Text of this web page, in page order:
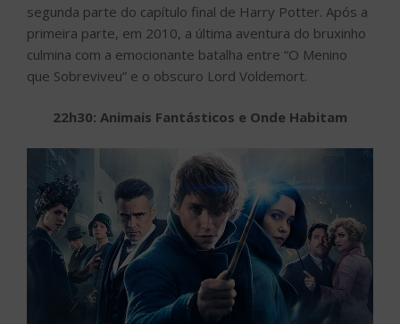
segunda parte do capítulo final de Harry Potter. Após a
primeira parte, em 2010, a última aventura do bruxinho
culmina com a emocionante batalha entre “O Menino
que Sobreviveu” e o obscuro Lord Voldemort.
22h30: Animais Fantásticos e Onde Habitam